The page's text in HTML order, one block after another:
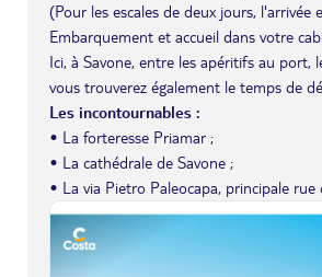
(Pour les escales de deux jours,
Embarquement et accueil dans votre
Ici, à Savone, entre les apéritifs au port,
vous trouverez également le temps de
Les incontournables :
• La forteresse Priamar ;
• La cathédrale de Savone ;
• La via Pietro Paleocapa, principale rue